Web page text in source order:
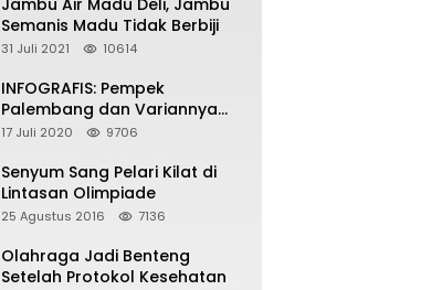
Jambu Air Madu Deli, Jambu
Semanis Madu Tidak Berbiji
31 Juli 2021 10614
INFOGRAFIS: Pempek
Palembang dan Variannya
yang Melegenda
17 Juli 2020 9706
Senyum Sang Pelari Kilat di
Lintasan Olimpiade
25 Agustus 2016 7136
Olahraga Jadi Benteng
Setelah Protokol Kesehatan